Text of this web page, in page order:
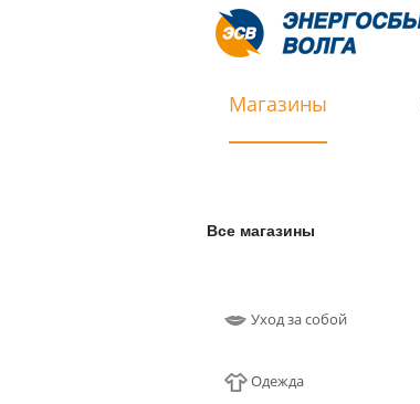
Магазины
Все магазины
Уход за собой
Одежда